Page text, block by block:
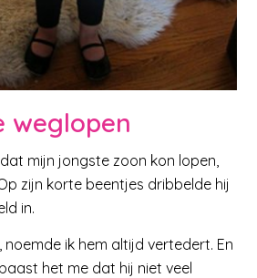
weglopen
mijn jongste zoon kon lopen,
zijn korte beentjes dribbelde hij
in.
noemde ik hem altijd vertedert. En
het me dat hij niet veel